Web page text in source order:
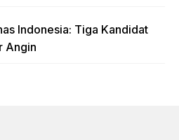
Indonesia: Tiga Kandidat
Angin